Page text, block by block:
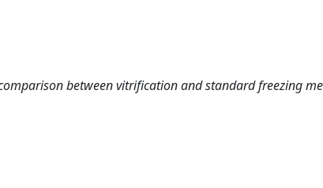
between vitrification and standard freezing